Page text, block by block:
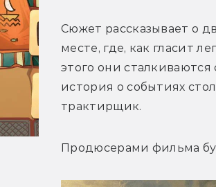
Сюжет рассказывает о
месте, где, как гласит
этого они
история о событиях
Продюсерами фильма